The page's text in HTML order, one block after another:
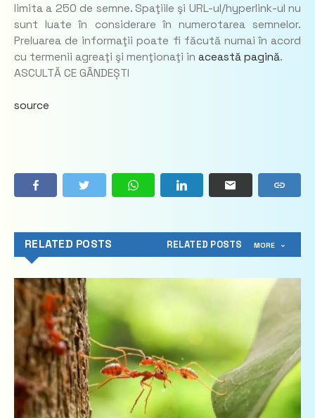
limita a 250 de semne. Spaţiile şi URL-ul/hyperlink-ul nu
sunt luate în considerare în numerotarea semnelor.
Preluarea de informaţii poate fi făcută numai în acord
cu termenii agreaţi şi menţionaţi in această pagină.
ASCULTĂ CE GÂNDEȘTI
source
RELATED POSTS RELATED POSTS MORE